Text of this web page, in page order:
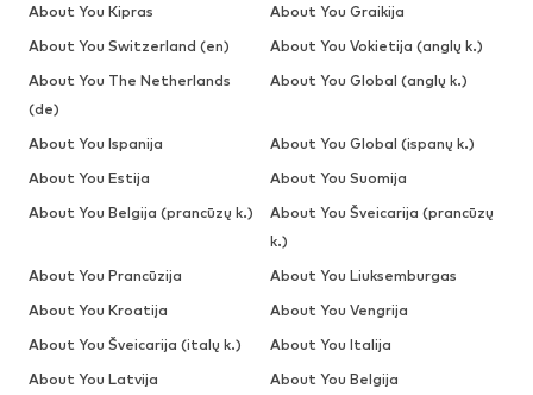
About You Kipras
About You Graikija
About You Switzerland (en)
About You Vokietija (anglų k.)
About You The Netherlands
(de)
About You Global (anglų k.)
About You Ispanija
About You Global (ispanų k.)
About You Estija
About You Suomija
About You Belgija (prancūzų k.)
About You Šveicarija (prancūzų
k.)
About You Prancūzija
About You Liuksemburgas
About You Kroatija
About You Vengrija
About You Šveicarija (italų k.)
About You Italija
About You Latvija
About You Belgija